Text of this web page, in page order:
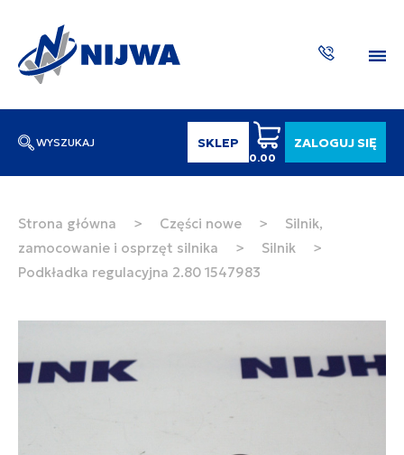
WYSZUKAJ SKLEP
0.00
ZALOGUJ SIĘ
Wpisz numer katalogowy lub nazwę
SZUKAJ
Strona główna > Części nowe >
Silnik,
zamocowanie i osprzęt silnika
> Silnik
>
Podkładka regulacyjna 2.80 1547983